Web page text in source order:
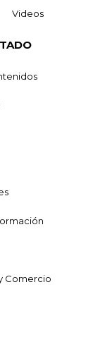
Videos
Comercio